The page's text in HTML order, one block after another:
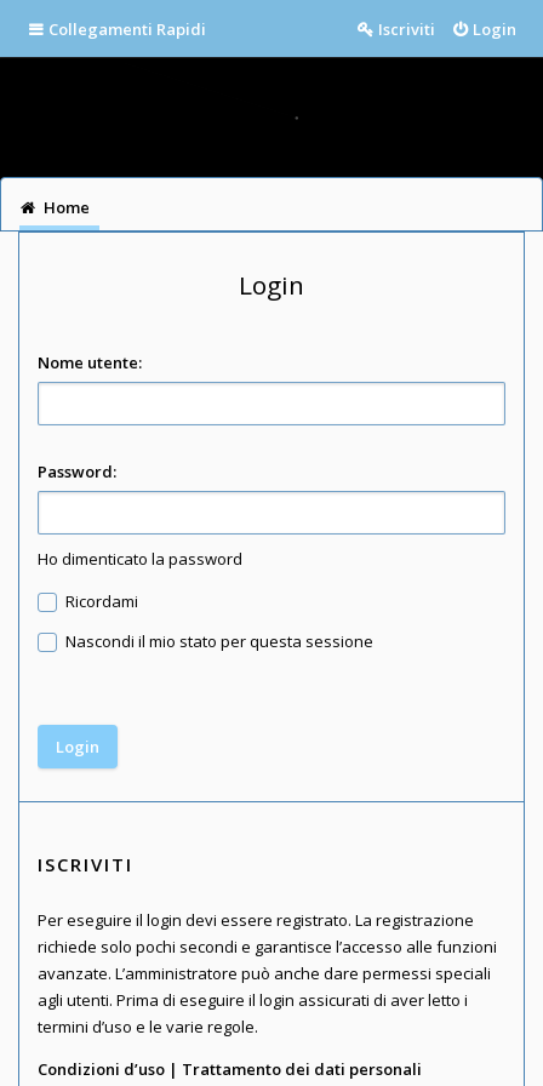
Collegamenti Rapidi Login
Iscriviti
Home
Login
Nome utente:
Password:
Ho dimenticato la password
Ricordami
Nascondi il mio stato per questa sessione
ISCRIVITI
Per eseguire il login devi essere registrato. La registrazione
richiede solo pochi secondi e garantisce l’accesso alle funzioni
avanzate. L’amministratore può anche dare permessi speciali
agli utenti. Prima di eseguire il login assicurati di aver letto i
termini d’uso e le varie regole.
Condizioni d’uso | Trattamento dei dati personali